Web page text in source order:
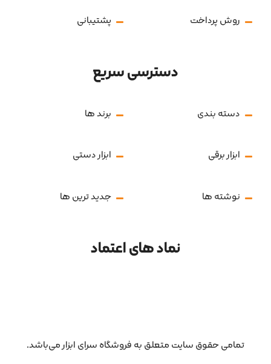
روش پرداخت پشتیبانی
دسترسی سریع
دسته بندی برند ها
ابزار برقی ابزار دستی
نوشته ها جدید ترین ها
نماد های اعتماد
تمامی حقوق سایت متعلق به فروشگاه سرای ابزار می‌باشد.